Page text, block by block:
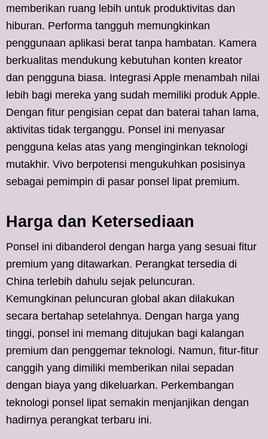
memberikan ruang lebih untuk produktivitas dan
hiburan. Performa tangguh memungkinkan
penggunaan aplikasi berat tanpa hambatan. Kamera
berkualitas mendukung kebutuhan konten kreator
dan pengguna biasa. Integrasi Apple menambah nilai
lebih bagi mereka yang sudah memiliki produk Apple.
Dengan fitur pengisian cepat dan baterai tahan lama,
aktivitas tidak terganggu. Ponsel ini menyasar
pengguna kelas atas yang menginginkan teknologi
mutakhir. Vivo berpotensi mengukuhkan posisinya
sebagai pemimpin di pasar ponsel lipat premium.
Harga dan Ketersediaan
Ponsel ini dibanderol dengan harga yang sesuai fitur
premium yang ditawarkan. Perangkat tersedia di
China terlebih dahulu sejak peluncuran.
Kemungkinan peluncuran global akan dilakukan
secara bertahap setelahnya. Dengan harga yang
tinggi, ponsel ini memang ditujukan bagi kalangan
premium dan penggemar teknologi. Namun, fitur-fitur
canggih yang dimiliki memberikan nilai sepadan
dengan biaya yang dikeluarkan. Perkembangan
teknologi ponsel lipat semakin menjanjikan dengan
hadirnya perangkat terbaru ini.